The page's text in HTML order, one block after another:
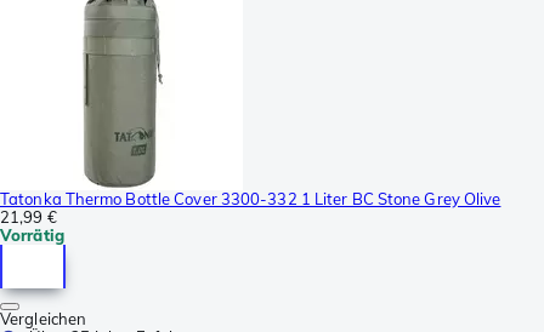
Tatonka Thermo Bottle Cover 3300-332 1 Liter BC Stone Grey Olive
21,99 €
Vorrätig
Vergleichen